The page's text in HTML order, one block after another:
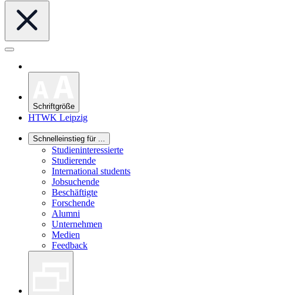
Schriftgröße
HTWK Leipzig
Schnelleinstieg für ...
Studieninteressierte
Studierende
International students
Jobsuchende
Beschäftigte
Forschende
Alumni
Unternehmen
Medien
Feedback